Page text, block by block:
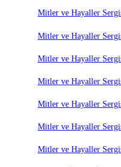
Mitler ve Hayaller
Mitler ve Hayaller
Mitler ve Hayaller
Mitler ve Hayaller
Mitler ve Hayaller
Mitler ve Hayaller
Mitler ve Hayaller